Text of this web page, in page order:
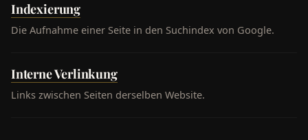
Indexierung
Die Aufnahme einer Seite in den Suchindex von Google.
Interne Verlinkung
Links zwischen Seiten derselben Website.